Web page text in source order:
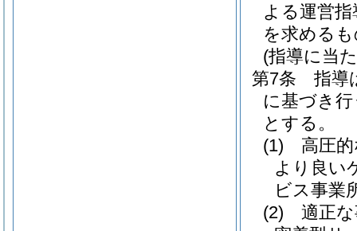
よる運営
を求める
(指導に当
第7条
指導
に基づき
とする。
(1)
高圧
より良い
ビス事業
(2)
適正